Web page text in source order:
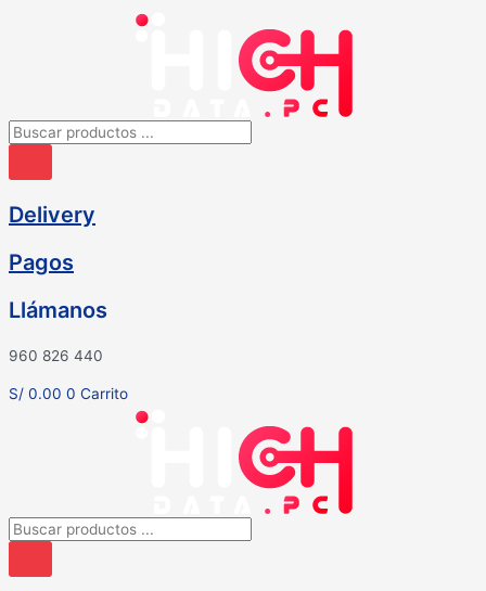
Búsqueda
productos
Delivery
Pagos
Llámanos
960 826 440
S/ 0.00 0 Carrito
Búsqueda
productos